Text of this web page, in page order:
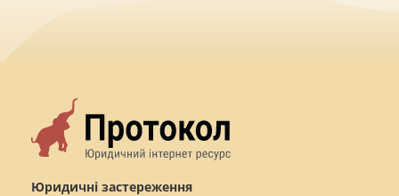
Юридичні застереження